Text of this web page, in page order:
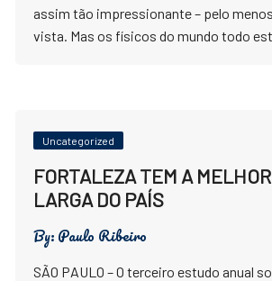
assim tão impressionante – pelo
vista. Mas os físicos do mundo todo
Uncategorized
FORTALEZA TEM A
LARGA DO PAÍS
By:Paulo Ribeiro
SÃO PAULO – O terceiro estudo anual